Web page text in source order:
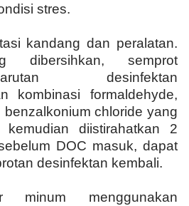
stres.
kandang dan peralatan.
dibersihkan, semprot
desinfektan
kombinasi formaldehyde,
chloride yang
kemudian diistirahatkan 2
DOC masuk, dapat
desinfektan kembali.
minum menggunakan